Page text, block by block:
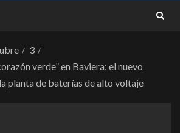
3
verde” en Baviera: el nuevo
planta de baterías de alto voltaje